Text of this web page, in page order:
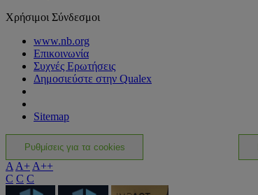
Χρήσιμοι Σύνδεσμοι
www.nb.org
Επικοινωνία
Συχνές Ερωτήσεις
Δημοσιεύστε στην Qualex
Sitemap
Ρυθμίσεις για τα cookies
A A+ A++
C C C